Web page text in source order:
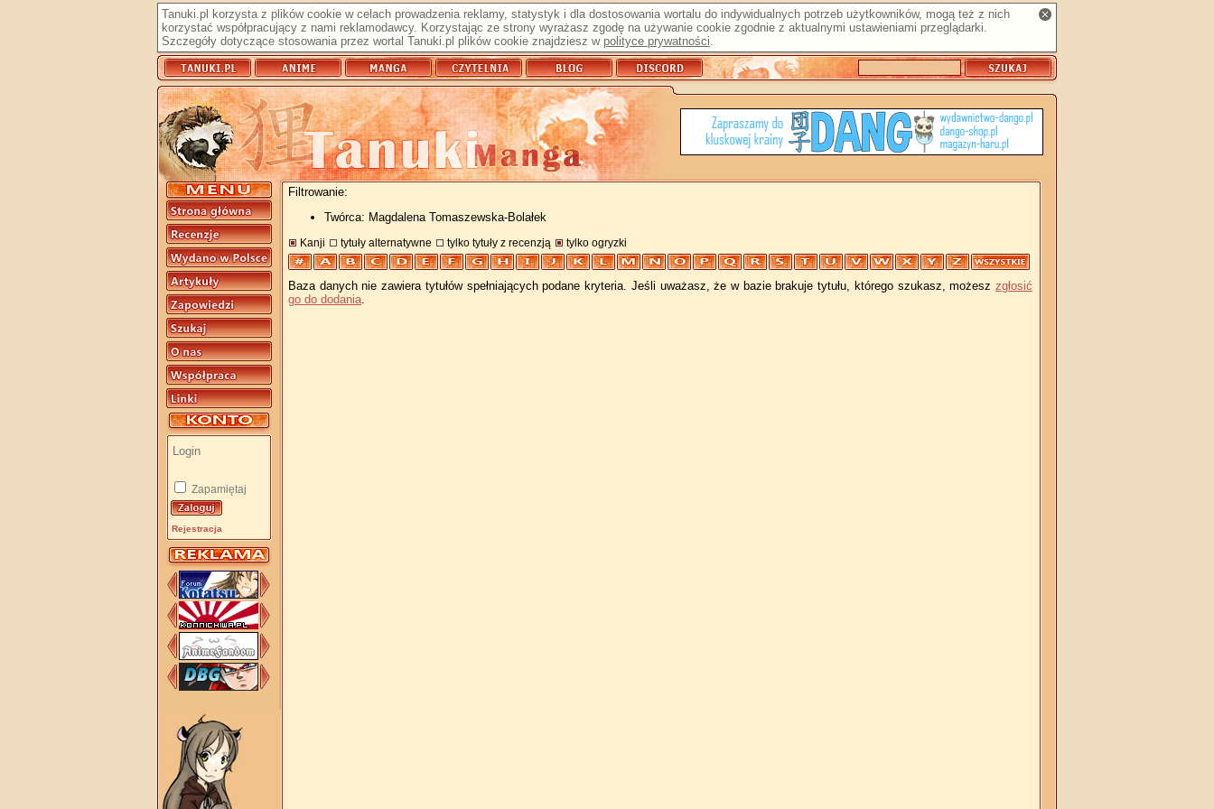
Tanuki.pl korzysta z plików cookie w celach prowadzenia reklamy, statystyk i dla dostosowania wortalu do indywidualnych potrzeb użytkowników, mogą też z nich
korzystać współpracujący z nami reklamodawcy. Korzystając ze strony wyrażasz zgodę na używanie cookie zgodnie z aktualnymi ustawieniami przeglądarki.
Szczegóły dotyczące stosowania przez wortal Tanuki.pl plików cookie znajdziesz w polityce prywatności.
Zapamiętaj
Rejestracja
Filtrowanie:
Twórca: Magdalena Tomaszewska-Bolałek
Kanji tytuły alternatywne tylko tytuły z recenzją tylko ogryzki
Baza danych nie zawiera tytułów spełniających podane kryteria. Jeśli uważasz, że w bazie brakuje tytułu, którego szukasz, możesz zgłosić
go do dodania.